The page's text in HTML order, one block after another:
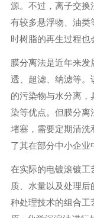
源。不过，离子交换
有较多悬浮物、油类
时树脂的再生过程也
膜分离法是近年来
透、超滤、纳滤等。
的污染物与水分离
染等优点。但膜分离
堵塞，需要定期清洗
了其在部分中小企业
在实际的电镀滚镀工
质、水量以及处理
种处理技术的组合工